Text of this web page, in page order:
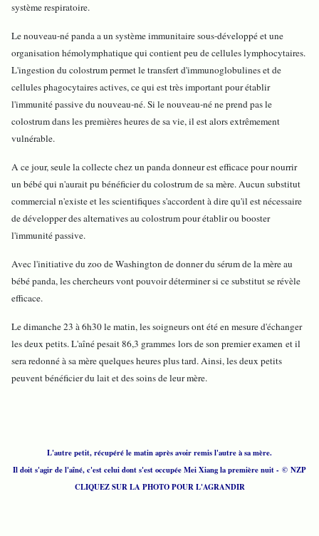
système respiratoire.
Le nouveau-né panda a un système immunitaire sous-développé et une
organisation hémolymphatique qui contient peu de cellules lymphocytaires.
L'ingestion du colostrum permet le transfert d'immunoglobulines et de
cellules phagocytaires actives, ce qui est très important pour établir
l'immunité passive du nouveau-né. Si le nouveau-né ne prend pas le
colostrum dans les premières heures de sa vie, il est alors extrêmement
vulnérable.
A ce jour, seule la collecte chez un panda donneur est efficace pour nourrir
un bébé qui n'aurait pu bénéficier du colostrum de sa mère. Aucun substitut
commercial n'existe et les scientifiques s'accordent à dire qu'il est nécessaire
de développer des alternatives au colostrum pour établir ou booster
l'immunité passive.
Avec l'initiative du zoo de Washington de donner du sérum de la mère au
bébé panda, les chercheurs vont pouvoir déterminer si ce substitut se révèle
efficace.
Le dimanche 23 à 6h30 le matin, les soigneurs ont été en mesure d'échanger
les deux petits. L'aîné pesait 86,3 grammes lors de son premier examen et il
sera redonné à sa mère quelques heures plus tard. Ainsi, les deux petits
peuvent bénéficier du lait et des soins de leur mère.
L'autre petit, récupéré le matin après avoir remis l'autre à sa mère.
Il doit s'agir de l'aîné, c'est celui dont s'est occupée Mei Xiang la première nuit - © NZP
CLIQUEZ SUR LA PHOTO POUR L'AGRANDIR